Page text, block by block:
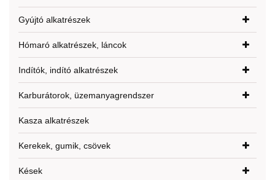
Gyújtó alkatrészek
Hómaró alkatrészek, láncok
Indítók, indító alkatrészek
Karburátorok, üzemanyagrendszer
Kasza alkatrészek
Kerekek, gumik, csövek
Kések